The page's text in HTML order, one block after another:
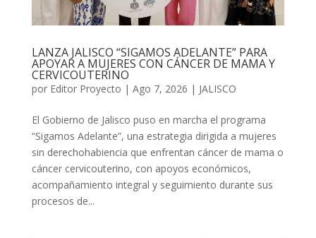
LANZA JALISCO “SIGAMOS ADELANTE” PARA
APOYAR A MUJERES CON CÁNCER DE MAMA Y
CERVICOUTERINO
por Editor Proyecto | Ago 7, 2026 | JALISCO
El Gobierno de Jalisco puso en marcha el programa
“Sigamos Adelante”, una estrategia dirigida a mujeres
sin derechohabiencia que enfrentan cáncer de mama o
cáncer cervicouterino, con apoyos económicos,
acompañamiento integral y seguimiento durante sus
procesos de...